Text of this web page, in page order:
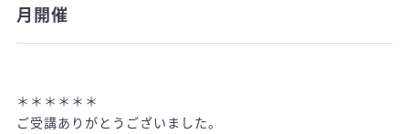
月開催
＊＊＊＊＊＊
ご受講ありがとうございました。